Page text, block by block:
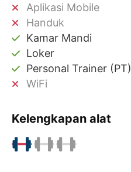
Aplikasi Mobile
Handuk
Kamar Mandi
Loker
Personal Trainer (PT)
WiFi
Kelengkapan alat